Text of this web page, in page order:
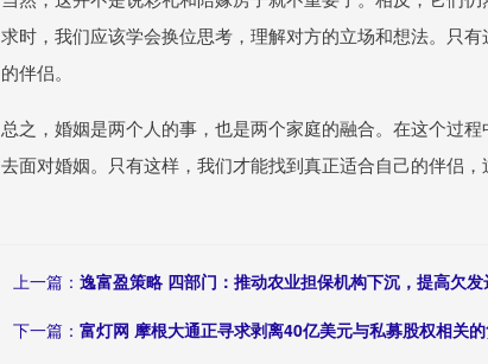
求时，我们应该学会换位思考，理解对方的立场和想法。只
的伴侣。
总之，婚姻是两个人的事，也是两个家庭的融合。在这个过
去面对婚姻。只有这样，我们才能找到真正适合自己的伴侣，
上一篇： 逸富盈策略 四部门：推动农业担保机构下沉，提高欠
下一篇： 富灯网 摩根大通正寻求剥离40亿美元与私募股权相关